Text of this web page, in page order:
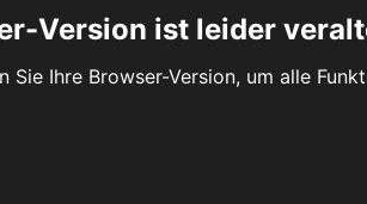
Version ist leider
Sie Ihre Browser-Version, um alle